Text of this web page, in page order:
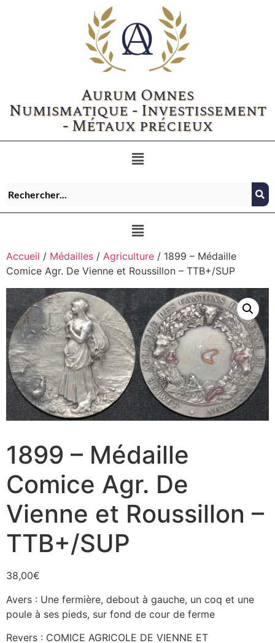
Aurum Omnes
Numismatique - Investissement
- Métaux précieux
Accueil / Médailles / Agriculture / 1899 – Médaille
Comice Agr. De Vienne et Roussillon – TTB+/SUP
1899 – Médaille
Comice Agr. De
Vienne et Roussillon –
TTB+/SUP
38,00€
Avers : Une fermière, debout à gauche, un coq et une
poule à ses pieds, sur fond de cour de ferme
Revers : COMICE AGRICOLE DE VIENNE ET